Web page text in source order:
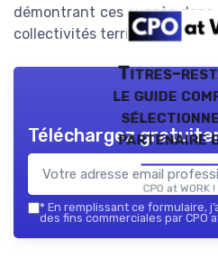
démontrant ces succès
collectivités territoriales.
Titres-
le guide
partenaire
CPO at WORK
Téléchargez
* En remplissant ce formulaire,
des fins commerciales par CPO